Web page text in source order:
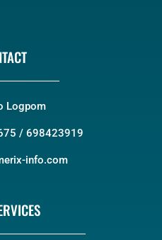
Logpom
/ 698423919
info.com